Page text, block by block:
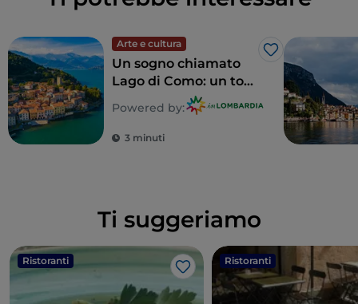
Arte e cultura
Like
Un sogno chiamato
Lago di Como: un tour
alla scoperta di 5 ville
indimenticabili
Powered by:
3 minuti
Ti suggeriamo
Ristoranti
Like
Ristoranti